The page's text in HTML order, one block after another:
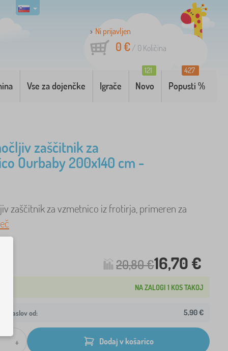
Ni prijavljen
0 €/ 0 Količina
Vse za dojenčke Igrače Novo
121
Popusti %
427
zaščitnik za
Ourbaby 200x140 cm -
zaščitnik za vzmetnico iz frotirja, primeren za
20,80 €16,70 €
NA ZALOGI 1 KOS TAKOJ
naslov od: 5,90 €
+ Dodaj v košarico